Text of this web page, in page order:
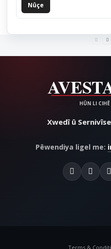
Nûçe
Xwedî û
Pêwendiya ligel me:
Terms &